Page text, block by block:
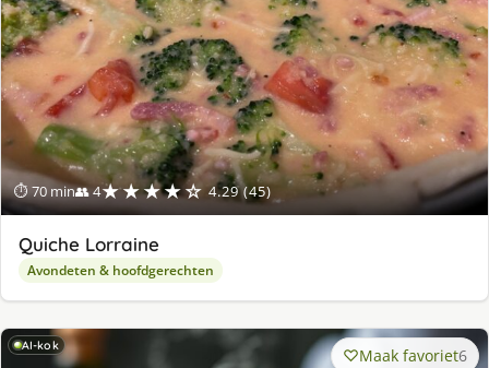
⏱ 70 min👥 4★★★★☆ 4.29 (45)
Quiche Lorraine
Avondeten & hoofdgerechten
AI-kok Maak favoriet6